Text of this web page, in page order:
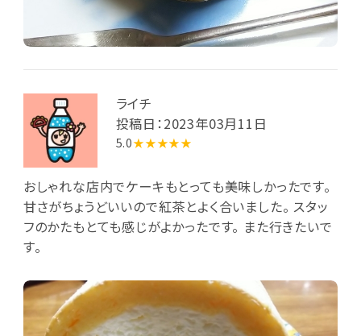
ライチ
投稿日：2023年03月11日
5.0★★★★★
おしゃれな店内でケーキもとっても美味しかったです。
甘さがちょうどいいので紅茶とよく合いました。 スタッ
フのかたもとても感じがよかったです。 また行きたいで
す。